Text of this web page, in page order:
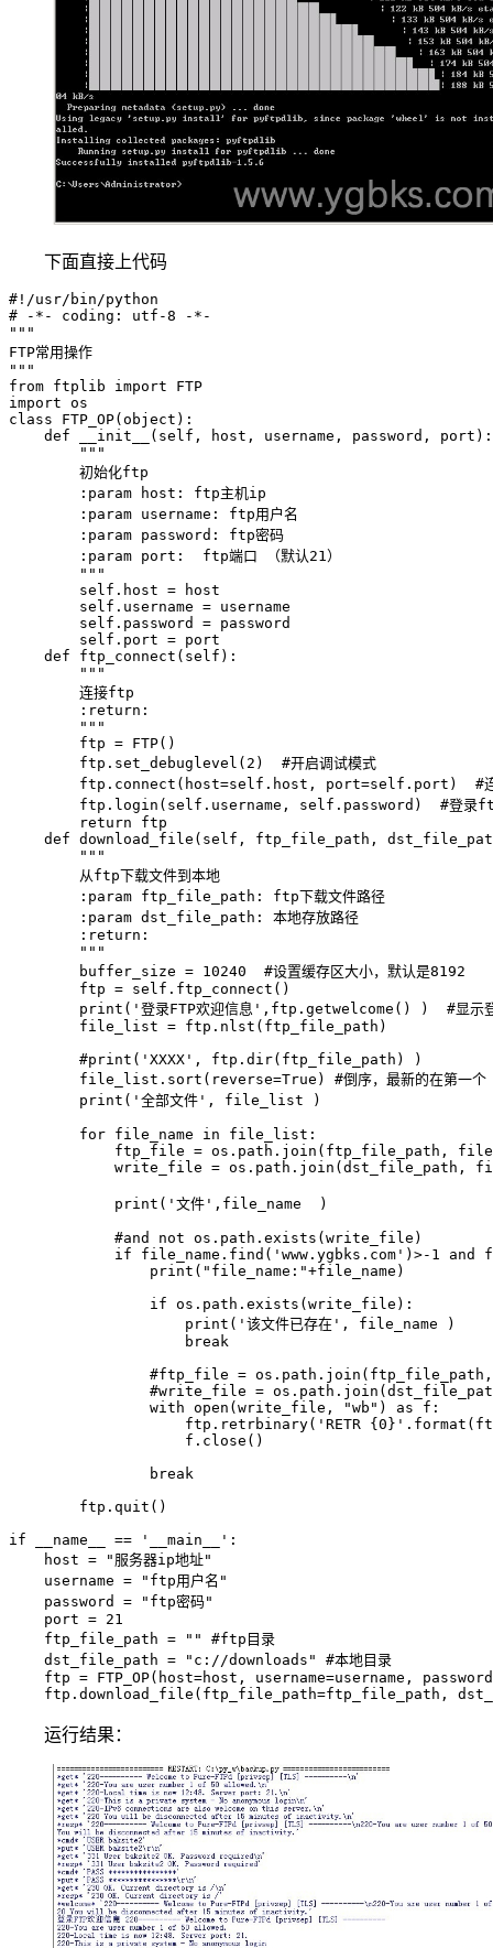
下面直接上代码
#!/usr/bin/python
# -*- coding: utf-8 -*-
"""
FTP常用操作
"""
from ftplib import FTP
import os
class FTP_OP(object):
    def __init__(self, host, username, password, port):
        """
        初始化ftp
        :param host: ftp主机ip
        :param username: ftp用户名
        :param password: ftp密码
        :param port:  ftp端口 （默认21）
        """
        self.host = host
        self.username = username
        self.password = password
        self.port = port
    def ftp_connect(self):
        """
        连接ftp
        :return:
        """
        ftp = FTP()
        ftp.set_debuglevel(2)  #开启调试模式
ftp.connect(host=self.host, port=self.port)  #
ftp.login(self.username, self.password)  #登录
        return ftp
def download_file(self, ftp_file_path,
        """
        从ftp下载文件到本地
        :param ftp_file_path: ftp下载文件路径
        :param dst_file_path: 本地存放路径
        :return:
        """
        buffer_size = 10240  #设置缓存区大小，默认是8192
        ftp = self.ftp_connect()
print('登录FTP欢迎信息',ftp.getwelcome() )  #显示
        file_list = ftp.nlst(ftp_file_path)
        #print('XXXX', ftp.dir(ftp_file_path) )
        file_list.sort(reverse=True) #倒序，最新的在第一个
        print('全部文件', file_list )
        for file_name in file_list:
ftp_file = os.path.join(ftp_file_path,
write_file = os.path.join(dst_file_path,
            print('文件',file_name  )
            #and not os.path.exists(write_file)
if file_name.find('www.ygbks.com')>-1 and
                print("file_name:"+file_name)
                if os.path.exists(write_file):
                    print('该文件已存在', file_name )
                    break
#ftp_file =
#write_file =
                with open(write_file, "wb") as f:
ftp.retrbinary('RETR
                    f.close()
                break
        ftp.quit()
if __name__ == '__main__':
    host = "服务器ip地址"
    username = "ftp用户名"
    password = "ftp密码"
    port = 21
    ftp_file_path = "" #ftp目录
    dst_file_path = "c://downloads" #本地目录
ftp = FTP_OP(host=host, username=username,
运行结果：